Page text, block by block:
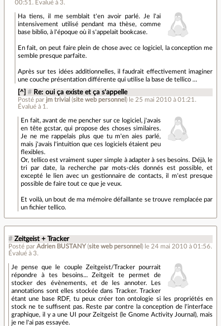
00:51 . Évalué à 3.
Ha tiens, il me semblait t'en avoir parlé. Je l'ai
intensivement utilisé pendant ma thèse, comme
base biblio, à l'époque où il s'appelait bookcase.
En fait, on peut faire plein de chose avec ce logiciel, la conception me
semble presque parfaite.
Après sur tes idées additionnelles, il faudrait effectivement imaginer
une couche présentation différente qui utilise la base de tellico …
[^] # Re: oui ça existe et ça s'appelle
Posté par jm trivial (site web personnel ) le 25 mai 2010 à 01:21 .
Évalué à 1 .
En fait, avant de me pencher sur ce logiciel, j'avais
en tête gcstar, qui propose des choses similaires.
Je ne me rappelais plus que tu m'en aies parlé,
mais j'avais l'intuition que ces logiciels étaient peu
flexibles.
Or, tellico est vraiment super simple à adapter à ses besoins. Déjà, le
tri par date, la recherche par mots-clés donnés est possible, et
excepté le lien avec un gestionnaire de contacts, il m'est presque
possible de faire tout ce que je veux.
Et voilà, un bout de ma mémoire défaillante se trouve remplacée par
un fichier tellico.
# Zeitgeist + Tracker
Posté par Adrien BUSTANY (site web personnel ) le 24 mai 2010 à 01:56.
Évalué à 3.
Je pense que le couple Zeitgeist/Tracker pourrait
répondre à tes besoins... Zeitgeit te permet de
stocker des évènements, et de les annoter. Les
annotations sont elles stockée dans Tracker. Tracker
étant une base RDF, tu peux créer ton ontologie si les propriétés en
stock ne te suffisent pas. Reste par contre la conception de l'interface
graphique, il y a une UI pour Zeitgeist (le Gnome Activity Journal), mais
je ne l'ai pas essayée.